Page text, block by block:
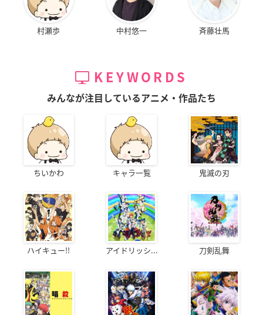
村瀬歩 中村悠一 斉藤壮馬
KEYWORDS
みんなが注目しているアニメ・作品たち
ちいかわ キャラ一覧 鬼滅の刃
ハイキュー!! アイドリッシ... 刀剣乱舞